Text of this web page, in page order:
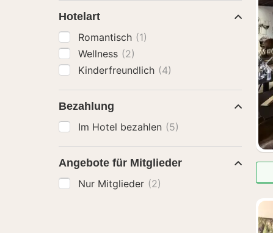
Hotelart
Romantisch (1)
Wellness (2)
Kinderfreundlich (4)
Bezahlung
Im Hotel bezahlen (5)
Angebote für Mitglieder
Nur Mitglieder (2)